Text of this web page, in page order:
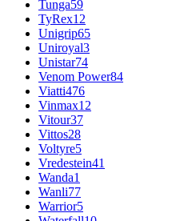
Tunga59
TyRex12
Unigrip65
Uniroyal3
Unistar74
Venom Power84
Viatti476
Vinmax12
Vitour37
Vittos28
Voltyre5
Vredestein41
Wanda1
Wanli77
Warrior5